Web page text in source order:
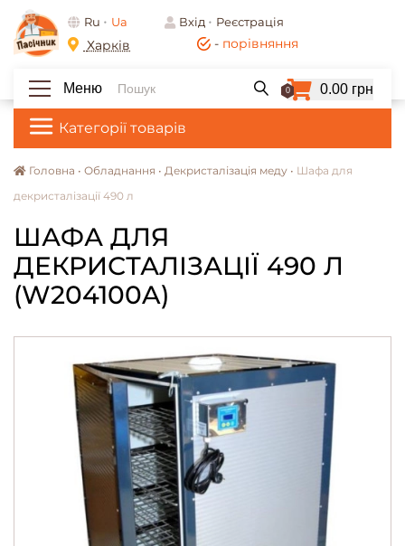
- порівняння
Ru Ua Вхід Реєстрація
Харків
Категорії товарів
Меню 0 0.00 грн
Головна • Обладнання • Декристалізація меду • Шафа для
декристалізації 490 л
ШАФА ДЛЯ
ДЕКРИСТАЛІЗАЦІЇ 490 Л
(W204100A)